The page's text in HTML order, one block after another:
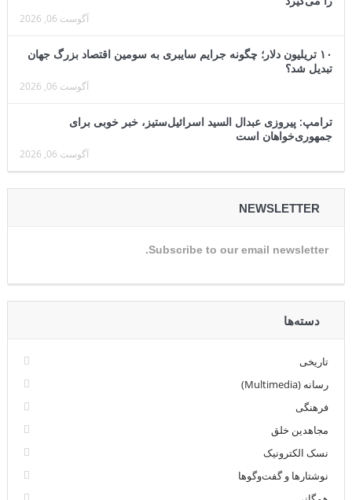
آگوست 06, 2026
۱۰ تریلیون دلار؛ چگونه جرایم سایبری به سومین اقتصاد بزرگ جهان
تبدیل شد؟
آگوست 06, 2026
ترامپ: پیروزی عبدال السید اسرائیل‌ستیز، خبر خوبی برای
جمهوری‌خواهان است
آگوست 06, 2026
NEWSLETTER
Subscribe to our email newsletter.
دسته‌ها
تاریخی
رسانه (Multimedia)
فرهنگی
مجاهدین خلق
نسک الکترونیک
نوشتارها و گفت‌وگوها